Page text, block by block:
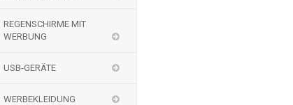
REGENSCHIRME MIT
WERBUNG
USB-GERÄTE
WERBEKLEIDUNG